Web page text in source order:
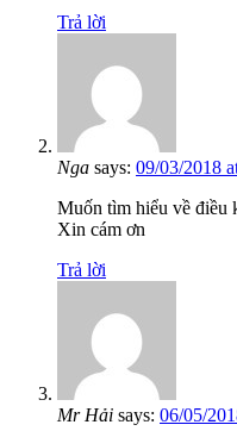
Trả lời
Nga says: 09/03/2018
Muốn tìm hiểu về điều
Xin cám ơn
Trả lời
Mr Hải says: 06/05/